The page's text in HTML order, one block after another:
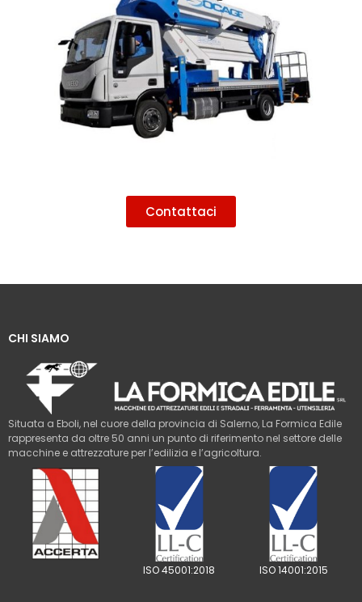
Contattaci
CHI SIAMO
Situata a Eboli, nel cuore della provincia di Salerno, La Formica Edile
rappresenta da oltre 50 anni un punto di riferimento nel settore delle
macchine e attrezzature per l’edilizia e l’agricoltura.
ISO 45001:2018 ISO 14001:2015